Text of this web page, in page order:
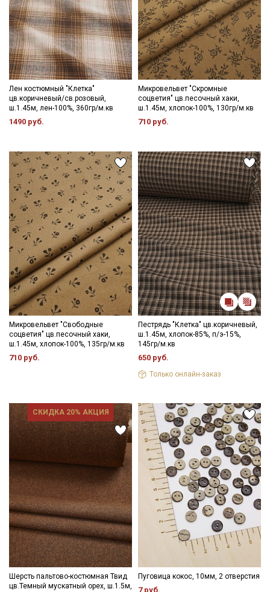
Лен костюмный "Клетка"
цв.коричневый/св.розовый,
ш.1.45м, лен-100%, 360гр/м.кв
1490 руб.
Микровельвет "Скромные
соцветия" цв.песочный хаки,
ш.1.45м, хлопок-100%, 130гр/м.кв
710 руб.
Микровельвет "Свободные
соцветия" цв.песочный хаки,
ш.1.45м, хлопок-100%, 135гр/м.кв
710 руб.
Пестрядь "Клетка" цв.коричневый,
ш.1.45м, хлопок-85%, п/э-15%,
145гр/м.кв
650 руб.
Только онлайн-заказ
СКИДКА 20% АКЦИЯ
Шерсть пальтово-костюмная Твид
цв.Темный мускатный орех, ш.1.5м,
Пуговица кокос, 10мм, 2 отверстия
7 руб.